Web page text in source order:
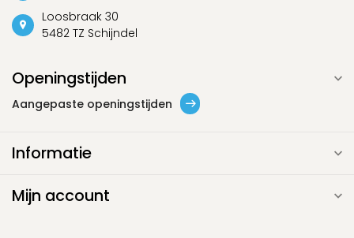
Loosbraak 30
5482 TZ Schijndel
Openingstijden
Aangepaste openingstijden
Informatie
Mijn account